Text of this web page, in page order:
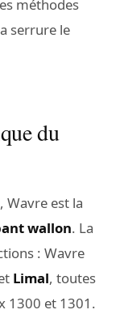
méthodes
serrure le
du
Wavre est la
wallon. La
: Wavre
Limal, toutes
1300 et 1301.